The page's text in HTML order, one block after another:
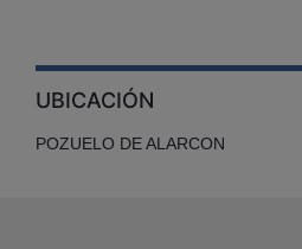
UBICACIÓN
POZUELO DE ALARCON